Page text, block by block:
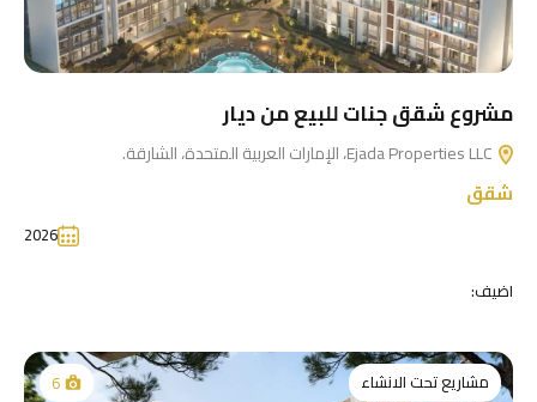
مشروع شقق جنات للبيع من ديار
شقق
2026
اضيف:
مشاريع تحت الانشاء 6